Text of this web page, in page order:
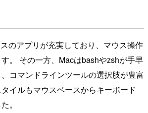
のアプリが充実しており、マウス操作
。 その一方、Macはbashやzshが手早
コマンドラインツールの選択肢が豊富
イルもマウスベースからキーボード
。